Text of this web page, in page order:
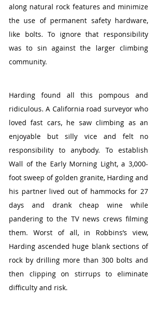
along natural rock features and minimize
the use of permanent safety hardware,
like bolts. To ignore that responsibility
was to sin against the larger climbing
community.
Harding found all this pompous and
ridiculous. A California road surveyor who
loved fast cars, he saw climbing as an
enjoyable but silly vice and felt no
responsibility to anybody. To establish
Wall of the Early Morning Light, a 3,000-
foot sweep of golden granite, Harding and
his partner lived out of hammocks for 27
days and drank cheap wine while
pandering to the TV news crews filming
them. Worst of all, in Robbins’s view,
Harding ascended huge blank sections of
rock by drilling more than 300 bolts and
then clipping on stirrups to eliminate
difficulty and risk.